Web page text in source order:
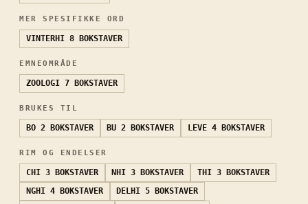
MER SPESIFIKKE ORD
VINTERHI 8 BOKSTAVER
EMNEOMRÅDE
ZOOLOGI 7 BOKSTAVER
BRUKES TIL
BO 2 BOKSTAVER BU 2 BOKSTAVER LEVE 4 BOKSTAVER
RIM OG ENDELSER
CHI 3 BOKSTAVER NHI 3 BOKSTAVER THI 3 BOKSTAVER
NGHI 4 BOKSTAVER DELHI 5 BOKSTAVER